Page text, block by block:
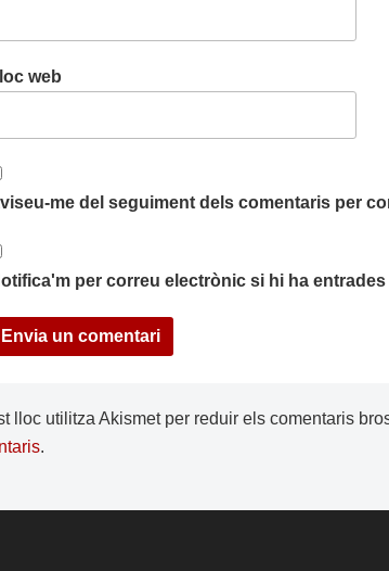
web
me del seguiment dels comentaris per
per correu electrònic si hi ha
lloc utilitza Akismet per reduir els comentaris
.